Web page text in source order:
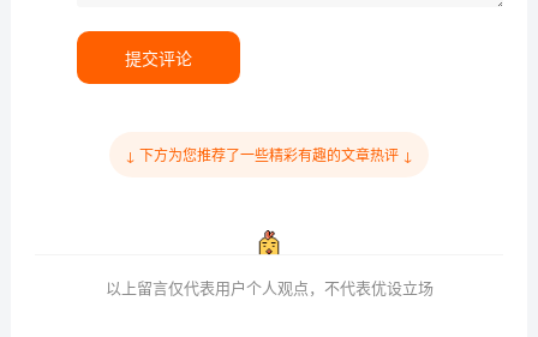
提交评论
↓ 下方为您推荐了一些精彩有趣的文章热评 ↓
以上留言仅代表用户个人观点，不代表优设立场